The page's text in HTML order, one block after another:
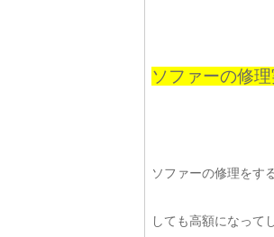
ソファーの修
ソファーの修理をす
しても高額になって